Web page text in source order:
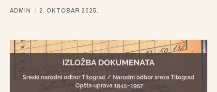
ADMIN 2. OKTOBAR 2025.